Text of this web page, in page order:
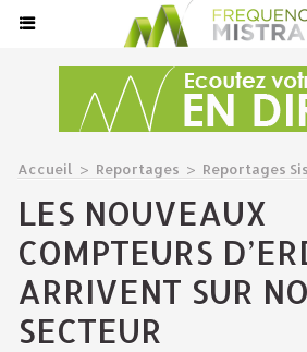
Accueil > Reportages > Reportages
LES NOUVEAUX
COMPTEURS
ARRIVENT SUR
SECTEUR